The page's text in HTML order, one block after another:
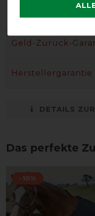
Geld-Zurück-
Herstellergarantie
DETAILS
Das perfekte
-10%